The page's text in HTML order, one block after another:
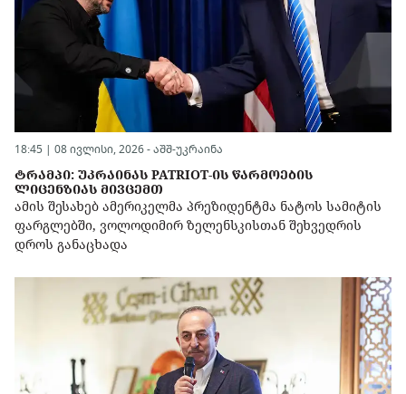
18:45 | 08 ივლისი, 2026 - აშშ-უკრაინა
ᲢᲠᲐᲛᲞᲘ: ᲣᲙᲠᲐᲘᲜᲐᲡ PATRIOT-ᲘᲡ ᲬᲐᲠᲛᲝᲔᲑᲘᲡ
ᲚᲘᲪᲔᲜᲖᲘᲐᲡ ᲛᲘᲕᲪᲔᲛᲗ
ამის შესახებ ამერიკელმა პრეზიდენტმა ნატოს სამიტის
ფარგლებში, ვოლოდიმირ ზელენსკისთან შეხვედრის
დროს განაცხადა